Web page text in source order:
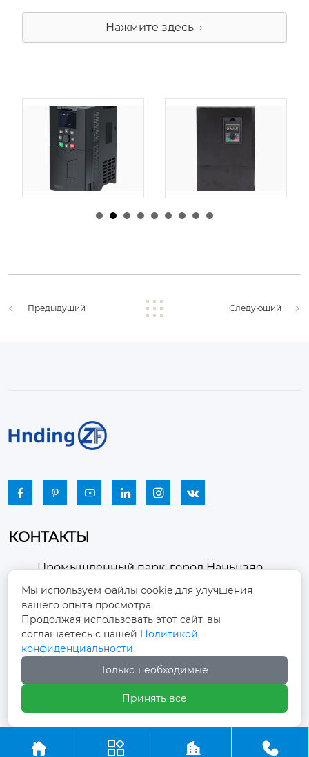
Нажмите здесь →
由admin |30 1 月,
由admin |29 1 月,
Предыдущий Следующий
     
КОНТАКТЫ

Промышленный парк, город Наньцзяо,
район Чжоуцунь, город Цзыбо, провинция
Шаньдун
 winston-xu@hengdingfan.com
+86-13806434669
 +86 13806434669
   
Мы используем файлы cookie для улучшения
вашего опыта просмотра.
Продолжая использовать этот сайт, вы
соглашаетесь с нашей Политикой
конфиденциальности.
Только необходимые
Принять все